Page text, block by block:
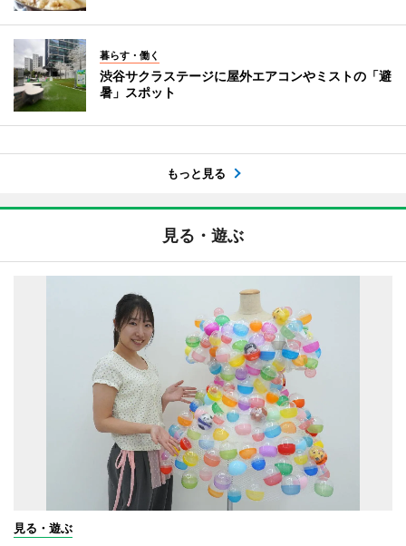
暮らす・働く
渋谷サクラステージに屋外エアコンやミストの「避
暑」スポット
もっと見る
見る・遊ぶ
見る・遊ぶ